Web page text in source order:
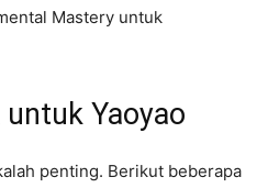
Mastery untuk
Yaoyao
penting. Berikut beberapa